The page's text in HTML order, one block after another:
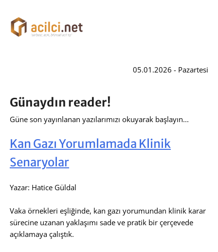
05.01.2026 - Pazartesi
Günaydın reader!
Güne son yayınlanan yazılarımızı okuyarak başlayın...
Kan Gazı Yorumlamada Klinik
Senaryolar
Yazar: Hatice Güldal
Vaka örnekleri eşliğinde, kan gazı yorumundan klinik karar
sürecine uzanan yaklaşımı sade ve pratik bir çerçevede
açıklamaya çalıştık.